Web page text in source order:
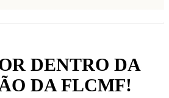
DENTRO DA
DA FLCMF!